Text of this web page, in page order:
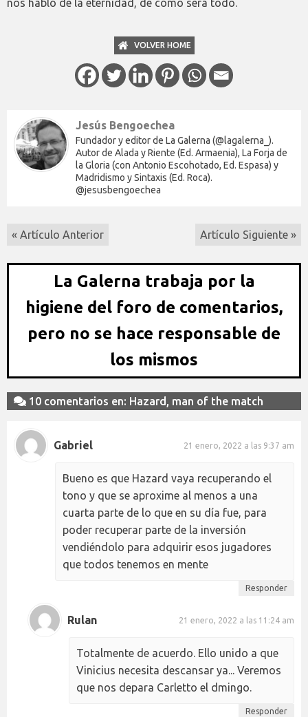
nos habló de la eternidad, de cómo será todo.
VOLVER HOME
Jesús Bengoechea
Fundador y editor de La Galerna (@lagalerna_).
Autor de Alada y Riente (Ed. Armaenia), La Forja de
la Gloria (con Antonio Escohotado, Ed. Espasa) y
Madridismo y Sintaxis (Ed. Roca).
@jesusbengoechea
« Artículo Anterior Artículo Siguiente »
La Galerna trabaja por la
higiene del foro de comentarios,
pero no se hace responsable de
los mismos
10 comentarios en: Hazard, man of the match
Gabriel 21 enero, 2022 a las 9:37 am
Bueno es que Hazard vaya recuperando el
tono y que se aproxime al menos a una
cuarta parte de lo que en su día fue, para
poder recuperar parte de la inversión
vendiéndolo para adquirir esos jugadores
que todos tenemos en mente
Responder
Rulan 21 enero, 2022 a las 11:24 am
Totalmente de acuerdo. Ello unido a que
Vinicius necesita descansar ya... Veremos
que nos depara Carletto el dmingo.
Responder